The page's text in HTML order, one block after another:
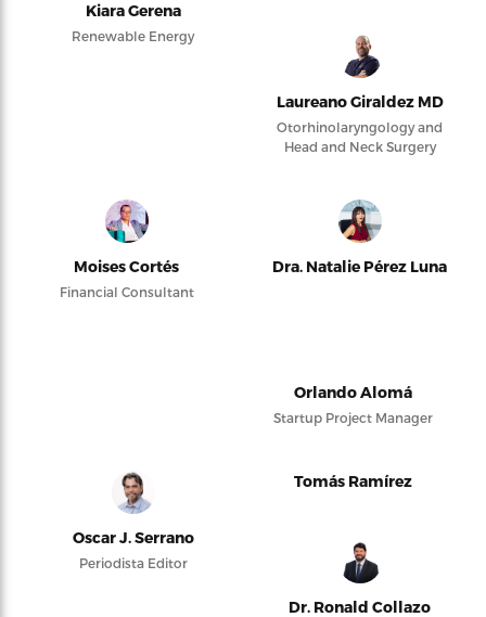
Kiara Gerena
Renewable Energy
Laureano Giraldez MD
Otorhinolaryngology and
Head and Neck Surgery
Moises Cortés
Financial Consultant
Dra. Natalie Pérez Luna
Orlando Alomá
Startup Project Manager
Oscar J. Serrano
Periodista Editor
Tomás Ramírez
Dr. Ronald Collazo